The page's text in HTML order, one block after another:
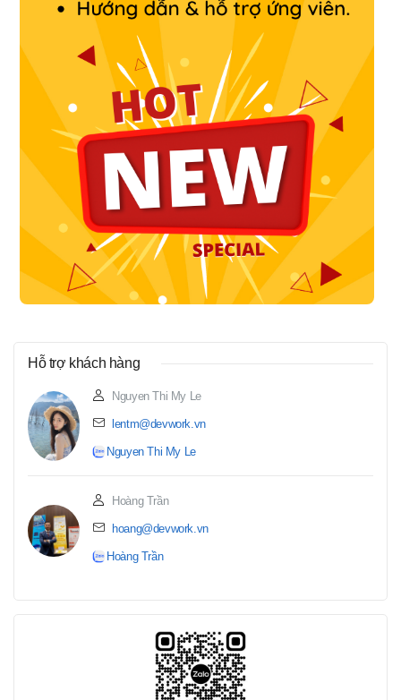
Hỗ trợ khách hàng
Nguyen Thi My Le
lentm@devwork.vn
Nguyen Thi My Le
Hoàng Trần
hoang@devwork.vn
Hoàng Trần